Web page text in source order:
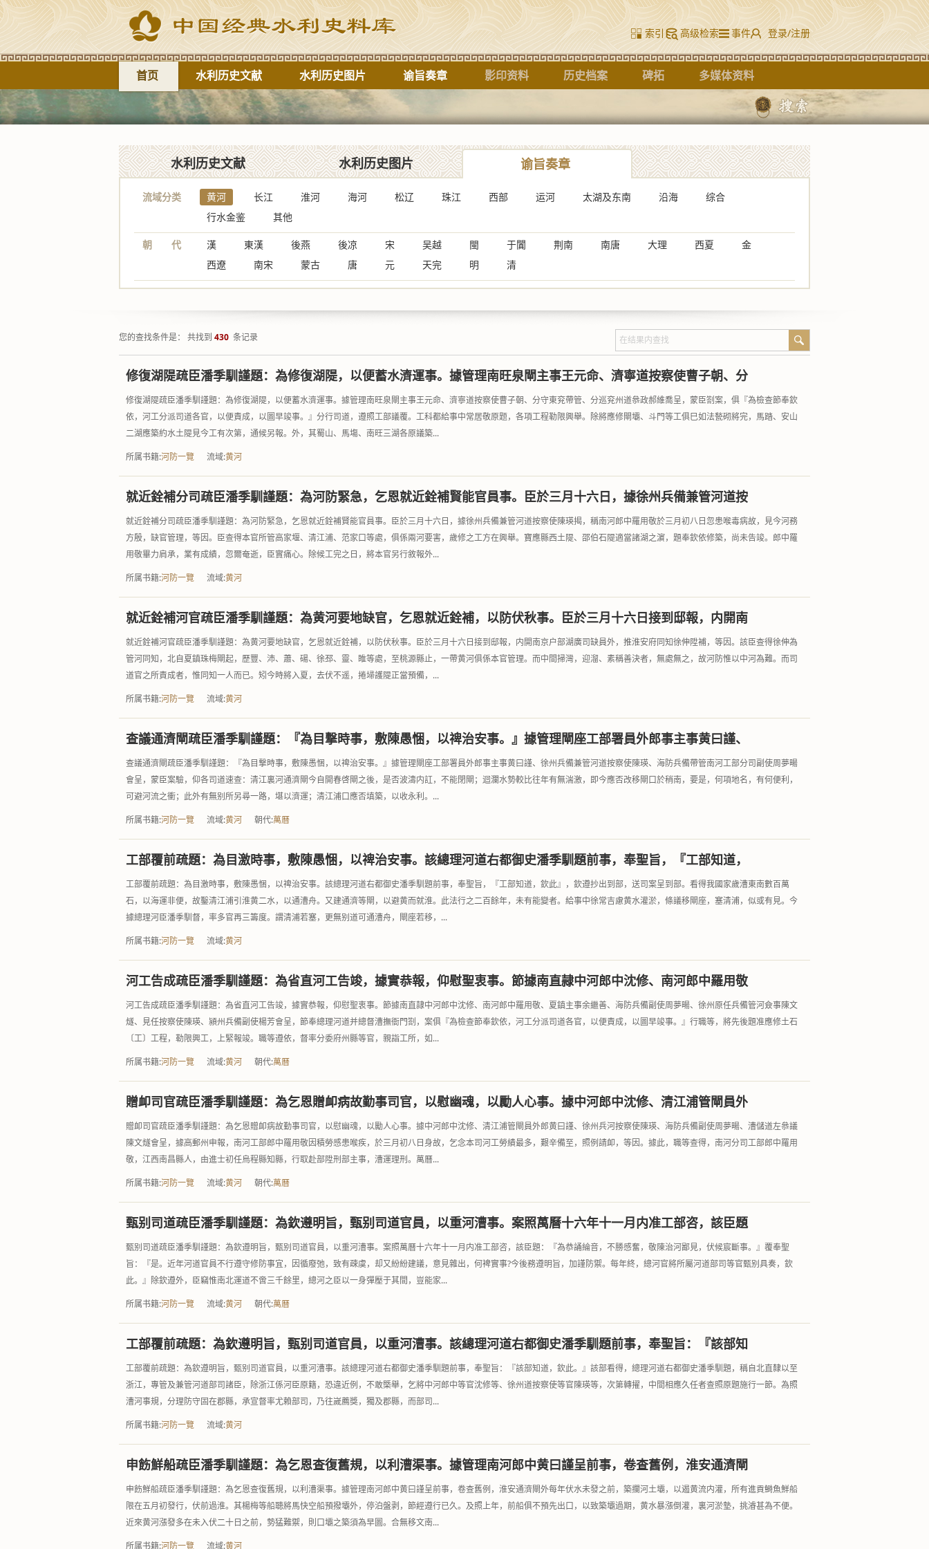
索引 高级检索 事件 登录/注册
首页 水利历史文献 水利历史图片 谕旨奏章 影印资料 历史档案 碑拓 多媒体资料
标题
水利历史文献 水利历史图片 谕旨奏章
流域分类 黄河 长江 淮河 海河 松辽 珠江 西部 运河 太湖及东南 沿海
综合
行水金鉴
其他
朝 代 漢 東漢 後燕 後凉 宋 吴越 閩 于闐 荆南 南唐 大理 西夏
金
西遼
南宋 蒙古 唐 元 天完 明 清
您的查找条件是： 共找到 430 条记录
修復湖隄疏臣潘季馴謹題：為修復湖隄，以便蓄水濟運事。據管理南旺泉閘主事王元命、濟寧道按察使曹子朝、分
修復湖隄疏臣潘季馴謹題：為修復湖隄，以便蓄水濟運事。據管理南旺泉閘主事王元命、濟寧道按察使曹子朝、分守東兖帶管、分巡兖州道叅政郝維喬呈，蒙臣劄案，俱『為檢查節奉欽
依，河工分派司道各官，以便責成，以圖早竣事。』分行司道，遵照工部議覆。工科都給事中常居敬原题，各項工程勒限興舉。除將應修閘壩、斗門等工俱巳如法甃砌將完，馬踏、安山
二湖應築約水土隄見今工有次第，通候另報。外，其蜀山、馬塲、南旺三湖各原議築...
所属书籍:河防一覽 流域:黄河
就近銓補分司疏臣潘季馴謹題：為河防緊急，乞恩就近銓補賢能官員事。臣於三月十六日，據徐州兵備兼管河道按
就近銓補分司疏臣潘季馴謹題：為河防緊急，乞恩就近銓補賢能官員事。臣於三月十六日，據徐州兵備兼管河道按察使陳瑛揭，稱南河郎中羅用敬於三月初八日忽患喉毒病故，見今河務
方殷，缺官管理，等因。臣查得本官所管高家堰、清江浦、范家口等處，俱係兩河要害，歲修之工方在興舉。寶應縣西土隄、邵伯石隄適當諸湖之濵，題奉欽依修築，尚未告竣。郎中羅
用敬畢力肩承，業有成績，忽爾奄逝，臣實痛心。除候工完之日，將本官另行敘報外...
所属书籍:河防一覽 流域:黄河
就近銓補河官疏臣潘季馴謹題：為黄河要地缺官，乞恩就近銓補，以防伏秋事。臣於三月十六日接到邸報，内開南
就近銓補河官疏臣潘季馴謹題：為黄河要地缺官，乞恩就近銓補，以防伏秋事。臣於三月十六日接到邸報，内開南京户部湖廣司缺員外，推淮安府同知徐伸陞補，等因。該臣查得徐伸為
管河同知，北自夏鎮珠梅閘起，歷豐、沛、蕭、碭、徐邳、靈、睢等處，至桃源縣止，一帶黄河俱係本官管理。而中間掃灣，迎溜、素稱善決者，無處無之，故河防惟以中河為難。而司
道官之所責成者，惟同知一人而已。矧今時將入夏，去伏不遥，捲埽護隄正當預備，...
所属书籍:河防一覽 流域:黄河
查議通濟閘疏臣潘季馴謹題：『為目撃時事，敷陳愚悃，以禆治安事。』據管理閘座工部署員外郎事主事黄曰謹、
查議通濟閘疏臣潘季馴謹題：『為目撃時事，敷陳愚悃，以禆治安事。』據管理閘座工部署員外郎事主事黄曰謹、徐州兵備兼管河道按察使陳瑛、海防兵備帶管南河工部分司副使周夢暘
會呈，蒙臣案驗，仰各司道速查：清江裏河通濟閘今自開春啓閘之後，是否波濤内訌，不能閉閘；迴瀾水勢較比往年有無湍激，即今應否改移閘口於稍南，要是，何項地名，有何便利，
可避河流之衝；此外有無别所另尋一路，堪以濟運；清江浦口應否填築，以收永利。...
所属书籍:河防一覽 流域:黄河 朝代:萬曆
工部覆前疏題：為目激時事，敷陳愚悃，以禆治安事。該總理河道右都御史潘季馴題前事，奉聖旨，『工部知道，
工部覆前疏題：為目激時事，敷陳愚悃，以禆治安事。該總理河道右都御史潘季馴題前事，奉聖旨，『工部知道，欽此』，欽遵抄出到部，送司案呈到部。看得我國家歲漕東南數百萬
石，以海運非便，故鑿清江浦引淮黄二水，以通漕舟。又建通濟等閘，以避黄而就淮。此法行之二百餘年，未有能變者。給事中徐常吉慮黄水灌淤，條議移閘座，塞清浦，似或有見。今
據總理河臣潘季馴督，率多官再三籌度。謂清浦若塞，更無别道可通漕舟，閘座若移，...
所属书籍:河防一覽 流域:黄河
河工告成疏臣潘季馴謹題：為省直河工告竣，據實恭報，仰慰聖衷事。節據南直隷中河郎中沈修、南河郎中羅用敬
河工告成疏臣潘季馴謹題：為省直河工告竣，據實恭報，仰慰聖衷事。節據南直隷中河郎中沈修、南河郎中羅用敬、夏鎮主事余繼善、海防兵備副使周夢暘、徐州原任兵備管河僉事陳文
燧、見任按察使陳瑛、潁州兵備副使楊芳會呈，節奉總理河道并總督漕撫衙門劄，案俱『為檢查節奉欽依，河工分派司道各官，以便責成，以圖早竣事。』行職等，將先後題准應修土石
〔工〕工程，勒限興工，上緊報竣。職等遵依，督率分委府州縣等官，親詣工所，如...
所属书籍:河防一覽 流域:黄河 朝代:萬曆
贈卹司官疏臣潘季馴謹題：為乞恩贈卹病故勤事司官，以慰幽魂，以勵人心事。據中河郎中沈修、清江浦管閘員外
贈卹司官疏臣潘季馴謹題：為乞恩贈卹病故勤事司官，以慰幽魂，以勵人心事。據中河郎中沈修、清江浦管閘員外郎黄曰謹、徐州兵河按察使陳瑛、海防兵備副使周夢暘、漕儲道左叅議
陳文燧會呈，據高郵州申報，南河工部郎中羅用敬因積勞感患喉疾，於三月初八日身故，乞念本司河工勞績最多，艱辛備至，照例請卹，等因。據此，職等查得，南河分司工部郎中羅用
敬，江西南昌縣人，由進士初任烏程縣知縣，行取赴部陞刑部主事，漕運理刑。萬曆...
所属书籍:河防一覽 流域:黄河 朝代:萬曆
甄别司道疏臣潘季馴謹題：為欽遵明旨，甄别司道官員，以重河漕事。案照萬曆十六年十一月内准工部咨，該臣題
甄别司道疏臣潘季馴謹題：為欽遵明旨，甄别司道官員，以重河漕事。案照萬曆十六年十一月内准工部咨，該臣題：『為恭誦綸音，不勝感奮，敬陳治河鄙見，伏候宸斷事。』覆奉聖
旨：『是。近年河道官員不行遵守修防事宜，因循廢弛，致有疎虞，却又紛紛建議，意見雜出，何裨實事?今後務遵明旨，加謹防禦。每年終，總河官將所屬河道部司等官甄别具奏，欽
此。』除欽遵外，臣竊惟南北運道不啻三千餘里，總河之臣以一身彈壓于其間，豈能家...
所属书籍:河防一覽 流域:黄河 朝代:萬曆
工部覆前疏題：為欽遵明旨，甄别司道官員，以重河漕事。該總理河道右都御史潘季馴題前事，奉聖旨：『該部知
工部覆前疏題：為欽遵明旨，甄别司道官員，以重河漕事。該總理河道右都御史潘季馴題前事，奉聖旨：『該部知道，欽此。』該部看得，總理河道右都御史潘季馴題，稱自北直隸以至
浙江，專管及兼管河道部司諸臣，除浙江係河臣原籍，恐違近例，不敢槩舉，乞將中河郎中等官沈修等、徐州道按察使等官陳瑛等，次第轉擢，中間相應久任者查照原題施行一節。為照
漕河事規，分理防守固在郡縣，承宣督率尤賴部司，乃往嵗薦獎，獨及郡縣，而部司...
所属书籍:河防一覽 流域:黄河
申飭鮮船疏臣潘季馴謹題：為乞恩查復舊規，以利漕渠事。據管理南河郎中黄曰謹呈前事，卷查舊例，淮安通濟閘
申飭鮮船疏臣潘季馴謹題：為乞恩查復舊規，以利漕渠事。據管理南河郎中黄曰謹呈前事，卷查舊例，淮安通濟閘外每年伏水未發之前，築攔河土壩，以遏黄流内灌，所有進貢鰣魚鮮船
限在五月初發行，伏前過淮。其楊梅等船聴將馬快空船預撥壩外，停泊盤剥，節經遵行已久。及照上年，前船俱不預先出口，以致築壩過期，黄水暴漲倒灌，裏河淤墊，挑濬甚為不便。
近來黄河漲發多在未入伏二十日之前，勢猛難禦，則口壩之築須為早圖。合無移文南...
所属书籍:河防一覽 流域:黄河